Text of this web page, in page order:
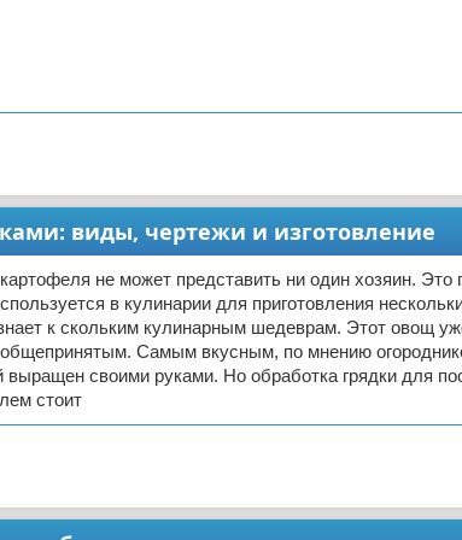
виды, чертежи и изготовление
не может представить ни один хозяин. Это
в кулинарии для приготовления
к скольким кулинарным шедеврам. Этот овощ
Самым вкусным, по мнению
выращен своими руками. Но обработка грядки для
стоит